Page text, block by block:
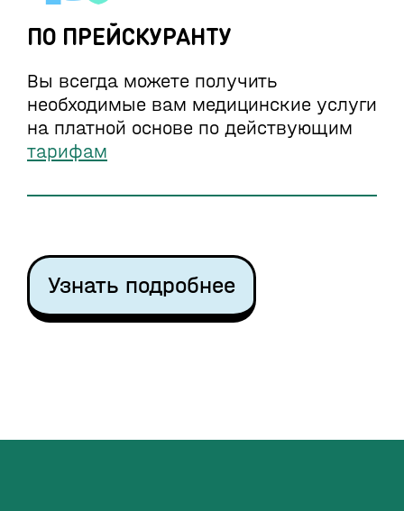
ПО ПРЕЙСКУРАНТУ
Вы всегда можете получить
необходимые вам медицинские услуги
на платной основе по действующим
тарифам
Узнать подробнее